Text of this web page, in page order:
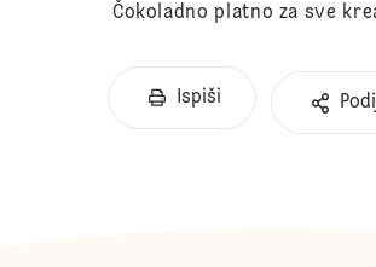
Čokoladno platno za sve
Ispiši